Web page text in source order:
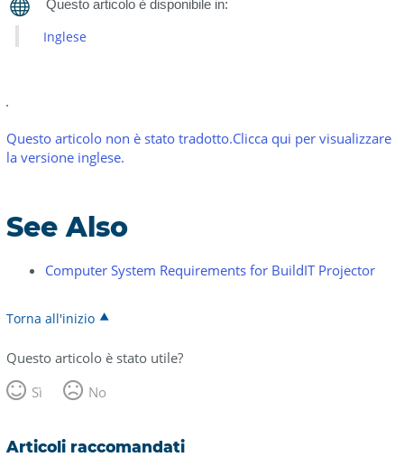
Inglese
Questo articolo non è stato tradotto.Clicca qui per visualizzare
la versione inglese.
See Also
Computer System Requirements for BuildIT Projector
Torna all'inizio
Questo articolo è stato utile?
Sì
No
Articoli raccomandati